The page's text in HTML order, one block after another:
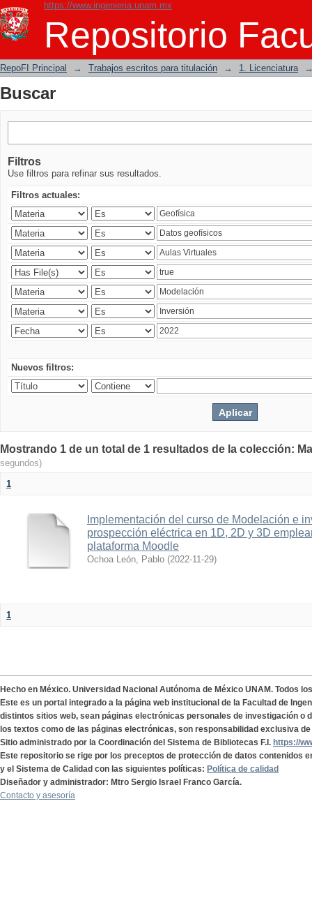
https://www.ingenieria.unam.mx
Repositorio
Buscar
RepoFI Principal → Trabajos escritos para titulación → 1. Licenciatura
Buscar
Filtros
Use filtros para refinar sus resultados.
Filtros actuales:
Nuevos filtros:
Mostrando 1 de un total de 1 resultados de la colección:
segundos)
1
Implementación del curso de Modelación e
prospección eléctrica en 1D, 2D y 3D
plataforma Moodle
Ochoa León, Pablo (2022-11-29)
1
Hecho en México. Universidad Nacional Autónoma de México UNAM. Todos
Este es un portal integrado a la página web institucional de la Facultad de
distintos sitios web, sean páginas electrónicas personales de investigación o
los textos como de las páginas electrónicas, son responsabilidad exclusiva
Sitio administrado por la Coordinación del Sistema de Bibliotecas F.I. https://
Este repositorio se rige por los preceptos de protección de datos contenidos
y el Sistema de Calidad con las siguientes políticas: Política de calidad
Diseñador y administrador: Mtro Sergio Israel Franco García.
Contacto y asesoría